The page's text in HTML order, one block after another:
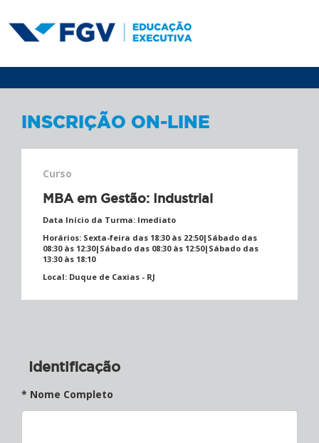
INSCRIÇÃO ON-LINE
Curso
MBA em Gestão: Industrial
Data Início da Turma: Imediato
Horários: Sexta-feira das 18:30 às 22:50|Sábado das
08:30 às 12:30|Sábado das 08:30 às 12:50|Sábado das
13:30 às 18:10
Local: Duque de Caxias - RJ
Identificação
* Nome Completo